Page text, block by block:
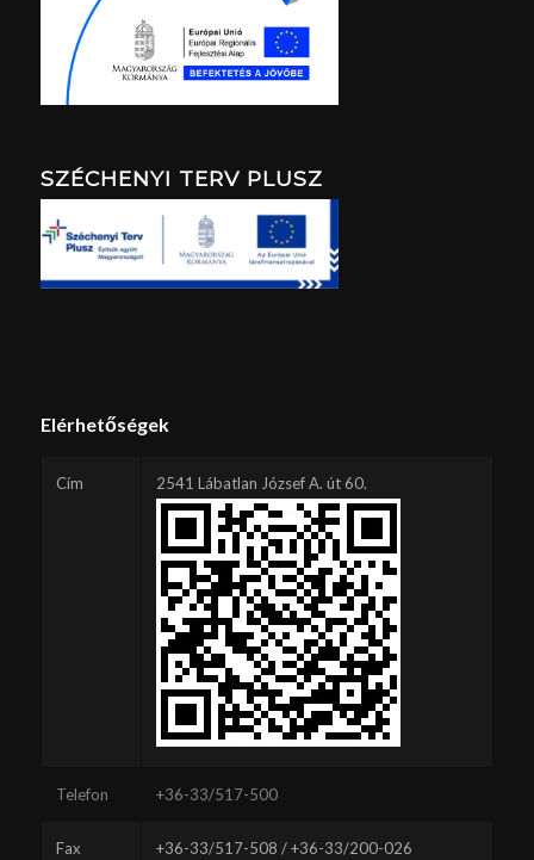
SZÉCHENYI TERV PLUSZ
Elérhetőségek
Cím 2541 Lábatlan József A. út 60.
Telefon +36-33/517-500
Fax +36-33/517-508 / +36-33/200-026